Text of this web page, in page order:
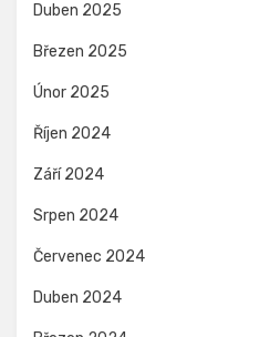
Duben 2025
Březen 2025
Únor 2025
Říjen 2024
Září 2024
Srpen 2024
Červenec 2024
Duben 2024